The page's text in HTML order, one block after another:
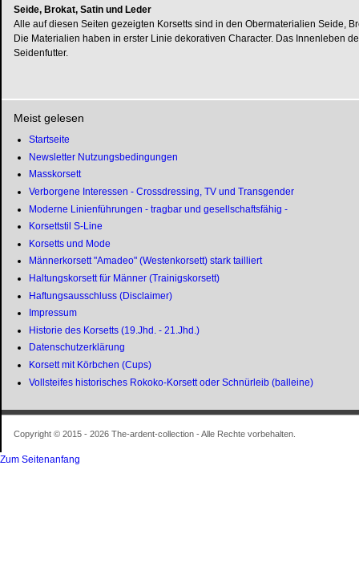
Seide, Brokat, Satin und Leder
Alle auf diesen Seiten gezeigten Korsetts sind in den Obermaterialien Seide,
Die Materialien haben in erster Linie dekorativen Character. Das Innenleben
Seidenfutter.
Meist gelesen
Startseite
Newsletter Nutzungsbedingungen
Masskorsett
Verborgene Interessen - Crossdressing, TV und Transgender
Moderne Linienführungen - tragbar und gesellschaftsfähig -
Korsettstil S-Line
Korsetts und Mode
Männerkorsett "Amadeo" (Westenkorsett) stark tailliert
Haltungskorsett für Männer (Trainigskorsett)
Haftungsausschluss (Disclaimer)
Impressum
Historie des Korsetts (19.Jhd. - 21.Jhd.)
Datenschutzerklärung
Korsett mit Körbchen (Cups)
Vollsteifes historisches Rokoko-Korsett oder Schnürleib (balleine)
Copyright © 2015 - 2026 The-ardent-collection - Alle Rechte vorbehalten.
Zum Seitenanfang